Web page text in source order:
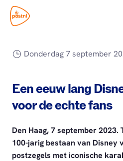
Donderdag 7 september
Een eeuw lang
voor de echte fans
Den Haag, 7 september 2023.
100-jarig bestaan van Disney
postzegels met iconische